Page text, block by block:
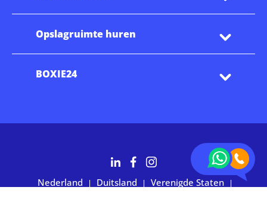
Opslagruimte huren
BOXIE24
Nederland | Duitsland | Verenigde Staten |